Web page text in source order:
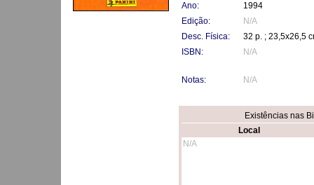
Ano:
1994
Edição:
N/A
Desc. Física:
32 p. ; 23,5x26,5
ISBN:
N/A
Notas: N/A
Existências nas
Local
N/A